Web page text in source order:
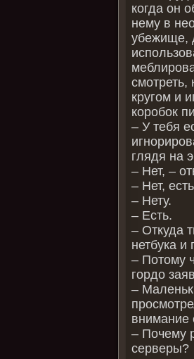
когда он
нему в
убежище,
смотреть,
кругом и
коробок
– У тебя
глядя на
– Нет, –
– Нет,
– Нету.
– Есть.
– Откуда
нетбука и
– Потому
гордо
–
внимание
– Почему
серверы?